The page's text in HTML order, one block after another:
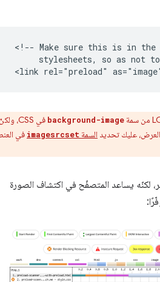
<!-- Make sure this is in
stylesheets, so as
background-image
في CSS، ولكنّ
عليك تحديدالسمةimagesrcsetفي العنصر
يساعد المتصفّح في اكتشاف الصورة